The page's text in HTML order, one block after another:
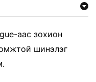
аас зохион
шинэлэг